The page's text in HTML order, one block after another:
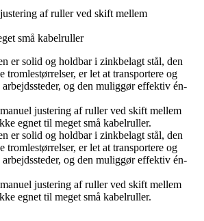
af ruller ved skift mellem
små kabelruller
er solid og holdbar i zinkbelagt stål, den
tromlestørrelser, er let at transportere og
og den muliggør effektiv én-
justering af ruller ved skift mellem
egnet til meget små kabelruller.
er solid og holdbar i zinkbelagt stål, den
tromlestørrelser, er let at transportere og
og den muliggør effektiv én-
justering af ruller ved skift mellem
egnet til meget små kabelruller.